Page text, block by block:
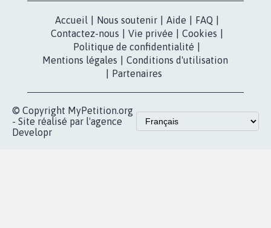
Accueil Nous soutenir Aide FAQ
Contactez-nous
Vie privée Cookies
Politique de confidentialité
Mentions légales
Conditions d'utilisation
Partenaires
© Copyright MyPetition.org
- Site réalisé par l'agence
Developr